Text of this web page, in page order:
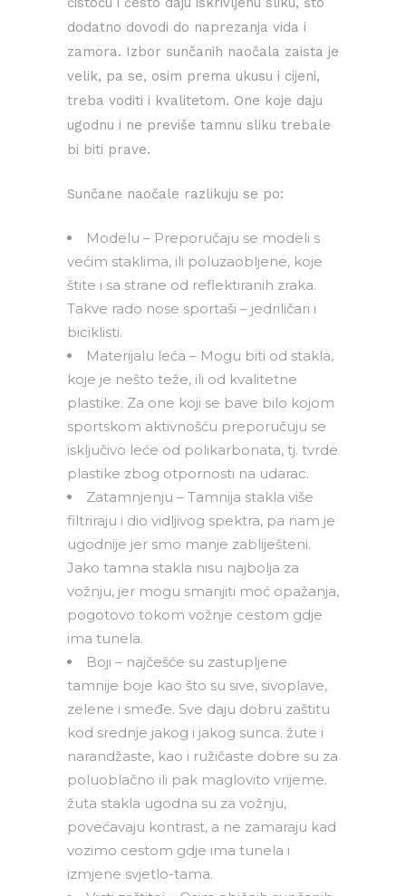
dodatno dovodi do naprezanja vida i
zamora. Izbor sunčanih naočala zaista je
velik, pa se, osim prema ukusu i cijeni,
treba voditi i kvalitetom. One koje daju
ugodnu i ne previše tamnu sliku trebale
bi biti prave.
Sunčane naočale razlikuju se po:
Modelu – Preporučaju se modeli s
većim staklima, ili poluzaobljene, koje
štite i sa strane od reflektiranih zraka.
Takve rado nose sportaši – jedriličari i
biciklisti.
Materijalu leća – Mogu biti od stakla,
koje je nešto teže, ili od kvalitetne
plastike. Za one koji se bave bilo kojom
sportskom aktivnošću preporučuju se
isključivo leće od polikarbonata, tj. tvrde
plastike zbog otpornosti na udarac.
Zatamnjenju – Tamnija stakla više
filtriraju i dio vidljivog spektra, pa nam je
ugodnije jer smo manje zabliješteni.
Jako tamna stakla nisu najbolja za
vožnju, jer mogu smanjiti moć opažanja,
pogotovo tokom vožnje cestom gdje
ima tunela.
Boji – najčešće su zastupljene
tamnije boje kao što su sive, sivoplave,
zelene i smeđe. Sve daju dobru zaštitu
kod srednje jakog i jakog sunca. žute i
narandžaste, kao i ružičaste dobre su za
poluoblačno ili pak maglovito vrijeme.
žuta stakla ugodna su za vožnju,
povećavaju kontrast, a ne zamaraju kad
vozimo cestom gdje ima tunela i
izmjene svjetlo-tama.